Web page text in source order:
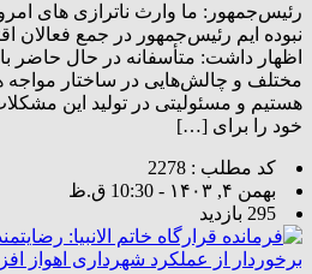
رئیس‌جمهور: ما وارث ناترازی های
نبوده ایم رئیس‌جمهور در جمع فعالان
اظهار داشت: متأسفانه در حال حاضر
مختلف و چالش‌هایی در ساختار مواجه
هستیم و مسئولیتی در تولید این
خود را برای […]
کد مطلب : 2278
بهمن ۴, ۱۴۰۳ - 10:30 ق.ظ
295 بازدید